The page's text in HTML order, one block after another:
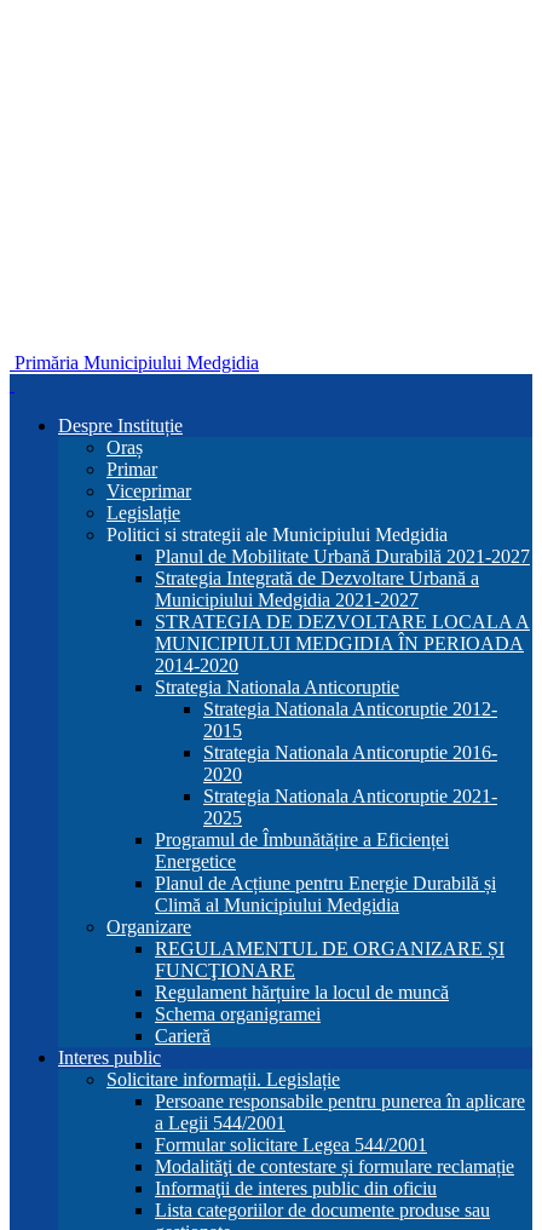
Primăria Municipiului Medgidia
Despre Instituție
Oraș
Primar
Viceprimar
Legislație
Politici si strategii ale Municipiului Medgidia
Planul de Mobilitate Urbană Durabilă 2021-2027
Strategia Integrată de Dezvoltare Urbană a
Municipiului Medgidia 2021-2027
STRATEGIA DE DEZVOLTARE LOCALA A
MUNICIPIULUI MEDGIDIA ÎN PERIOADA
2014-2020
Strategia Nationala Anticoruptie
Strategia Nationala Anticoruptie 2012-
2015
Strategia Nationala Anticoruptie 2016-
2020
Strategia Nationala Anticoruptie 2021-
2025
Programul de Îmbunătățire a Eficienței
Energetice
Planul de Acțiune pentru Energie Durabilă și
Climă al Municipiului Medgidia
Organizare
REGULAMENTUL DE ORGANIZARE ȘI
FUNCŢIONARE
Regulament hărțuire la locul de muncă
Schema organigramei
Carieră
Interes public
Solicitare informații. Legislație
Persoane responsabile pentru punerea în aplicare
a Legii 544/2001
Formular solicitare Legea 544/2001
Modalităţi de contestare și formulare reclamație
Informaţii de interes public din oficiu
Lista categoriilor de documente produse sau